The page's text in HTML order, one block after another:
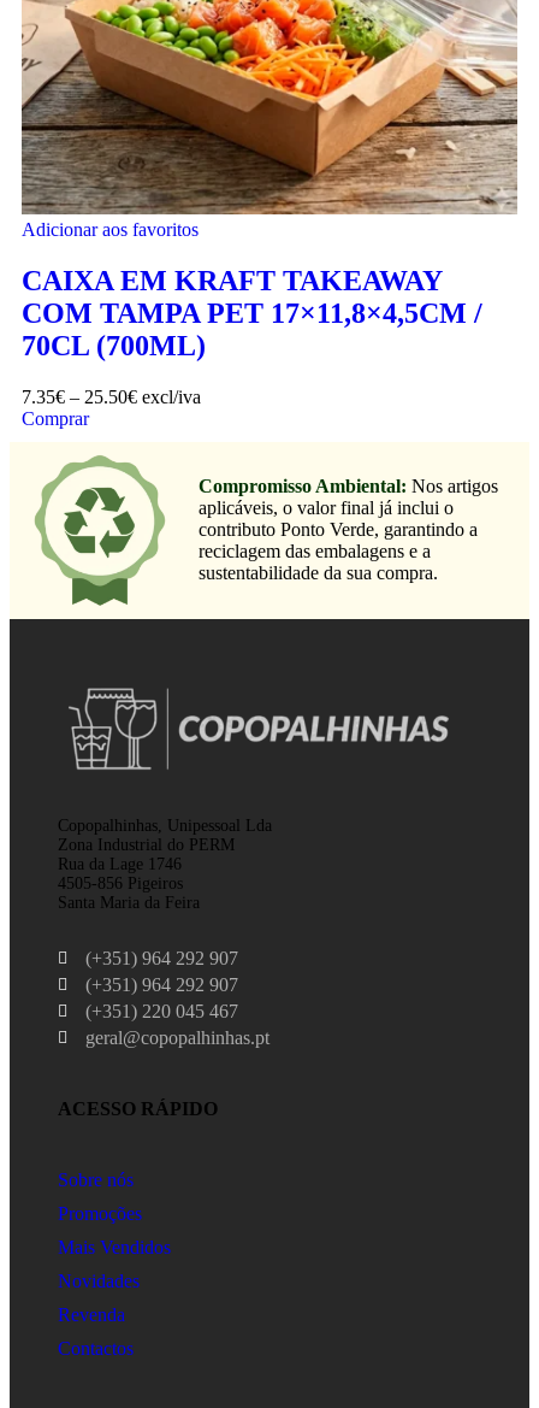
Adicionar aos favoritos
CAIXA EM KRAFT TAKEAWAY
COM TAMPA PET 17×11,8×4,5CM /
70CL (700ML)
7.35€ – 25.50€ excl/iva
Comprar
Compromisso Ambiental: Nos artigos
aplicáveis, o valor final já inclui o
contributo Ponto Verde, garantindo a
reciclagem das embalagens e a
sustentabilidade da sua compra.
Copopalhinhas, Unipessoal Lda
Zona Industrial do PERM
Rua da Lage 1746
4505-856 Pigeiros
Santa Maria da Feira
(+351) 964 292 907
(+351) 964 292 907
(+351) 220 045 467
geral@copopalhinhas.pt
ACESSO RÁPIDO
Sobre nós
Promoções
Mais Vendidos
Novidades
Revenda
Contactos